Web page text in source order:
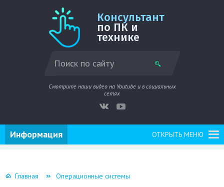
Консультант
по ПК и
технике
Смотрите наши видео на Youtube и в социальных
сетях
ОТКРЫТЬ МЕНЮ
Информация
Главная Операционные системы